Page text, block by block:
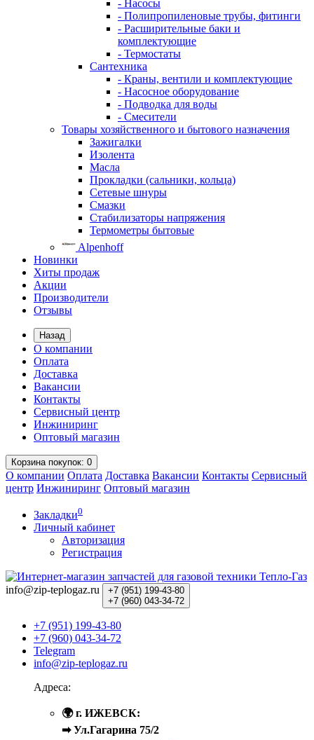
- Насосы
- Полипропиленовые трубы, фитинги
- Расширительные баки и
комплектующие
- Термостаты
Сантехника
- Краны, вентили и комплектующие
- Насосное оборудование
- Подводка для воды
- Смесители
Товары хозяйственного и бытового назначения
Зажигалки
Изолента
Масла
Прокладки (сальники, кольца)
Сетевые шнуры
Смазки
Стабилизаторы напряжения
Термометры бытовые
Alpenhoff
Новинки
Хиты продаж
Акции
Производители
Отзывы
Назад
О компании
Оплата
Доставка
Вакансии
Контакты
Сервисный центр
Инжиниринг
Оптовый магазин
Корзинапокупок: 0
О компании Оплата Доставка Вакансии Контакты Сервисный
центр Инжиниринг Оптовый магазин
Закладки0
Личный кабинет
Авторизация
Регистрация
info@zip-teplogaz.ru +7 (951) 199-43-80
+7 (960) 043-34-72
+7 (951) 199-43-80
+7 (960) 043-34-72
Telegram
info@zip-teplogaz.ru
Адреса:
🌍 г. ИЖЕВСК:
➡ Ул.Гагарина 75/2